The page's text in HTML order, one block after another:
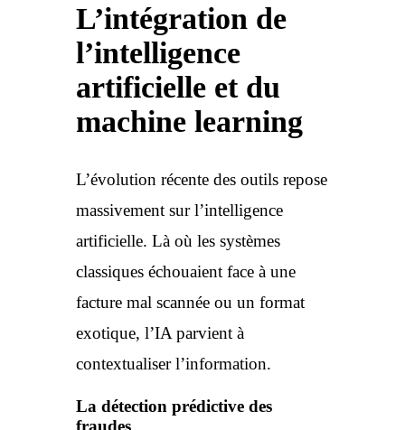
L’intégration de
l’intelligence
artificielle et du
machine learning
L’évolution récente des outils repose
massivement sur l’intelligence
artificielle. Là où les systèmes
classiques échouaient face à une
facture mal scannée ou un format
exotique, l’IA parvient à
contextualiser l’information.
La détection prédictive des
fraudes